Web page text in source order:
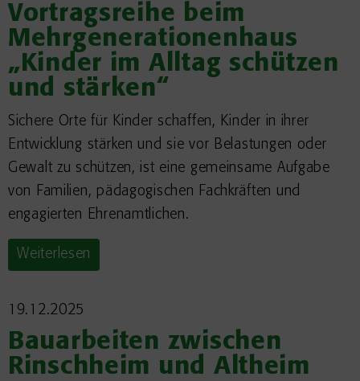
Vortragsreihe beim
Mehrgenerationenhaus
„Kinder im Alltag schützen
und stärken“
Sichere Orte für Kinder schaffen, Kinder in ihrer
Entwicklung stärken und sie vor Belastungen oder
Gewalt zu schützen, ist eine gemeinsame Aufgabe
von Familien, pädagogischen Fachkräften und
engagierten Ehrenamtlichen.
Weiterlesen
19.12.2025
Bauarbeiten zwischen
Rinschheim und Altheim